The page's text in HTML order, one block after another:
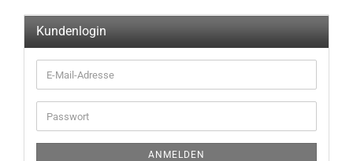
Kundenlogin
E-
Mail-
Adresse
Passwort
ANMELDEN